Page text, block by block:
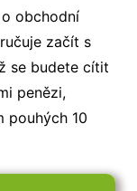
obchodní
začít s
se budete cítit
penězi,
pouhých 10